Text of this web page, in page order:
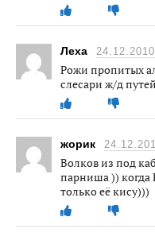
Леха 24.12.2010
Рожи пропитых
слесари ж/д
жорик
Волков из под
парниша )) когда
только её кису)))